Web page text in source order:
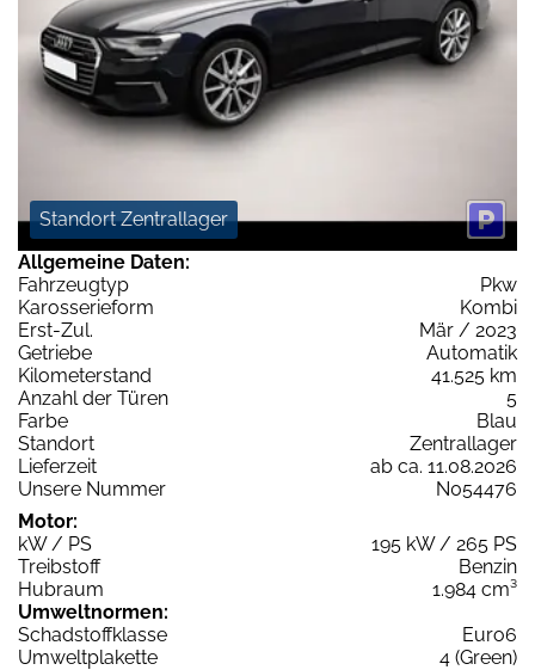
Standort Zentrallager
Allgemeine Daten:
Fahrzeugtyp
Pkw
Karosserieform
Kombi
Erst-Zul.
Mär / 2023
Getriebe
Automatik
Kilometerstand
41.525 km
Anzahl der Türen
5
Farbe
Blau
Standort
Zentrallager
Lieferzeit
ab ca. 11.08.2026
Unsere Nummer
N054476
Motor:
kW / PS
195 kW / 265 PS
Treibstoff
Benzin
Hubraum
1.984 cm³
Umweltnormen:
Schadstoffklasse
Euro6
Umweltplakette
4 (Green)